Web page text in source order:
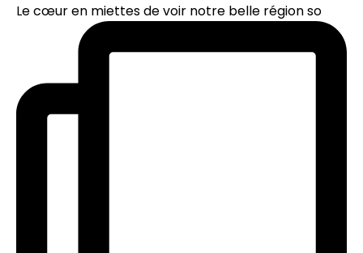
Le cœur en miettes de voir notre belle région so